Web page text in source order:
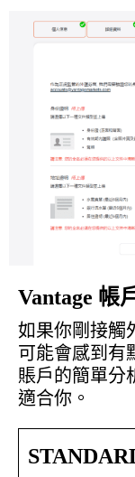
Vantage 帳
如果你剛接觸
可能會感到有
賬戶的簡單分
適合你。